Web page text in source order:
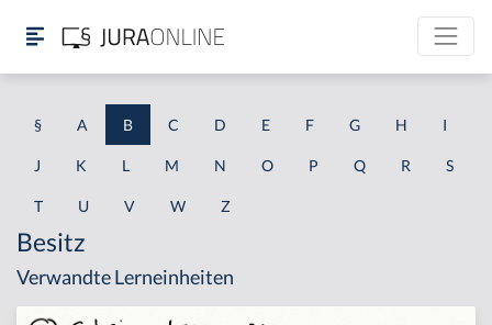
§ A B C D E F G H I
J K L M N O P Q R S
T U V W Z
Besitz
Verwandte Lerneinheiten